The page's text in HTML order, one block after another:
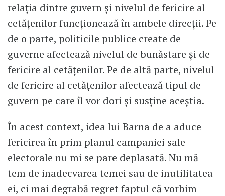
relaţia dintre guvern şi nivelul de fericire al
cetăţenilor funcţionează în ambele direcţii. Pe
de o parte, politicile publice create de
guverne afectează nivelul de bunăstare şi de
fericire al cetăţenilor. Pe de altă parte, nivelul
de fericire al cetăţenilor afectează tipul de
guvern pe care îl vor dori şi susţine aceştia.
În acest context, idea lui Barna de a aduce
fericirea în prim planul campaniei sale
electorale nu mi se pare deplasată. Nu mă
tem de inadecvarea temei sau de inutilitatea
ei, ci mai degrabă regret faptul că vorbim